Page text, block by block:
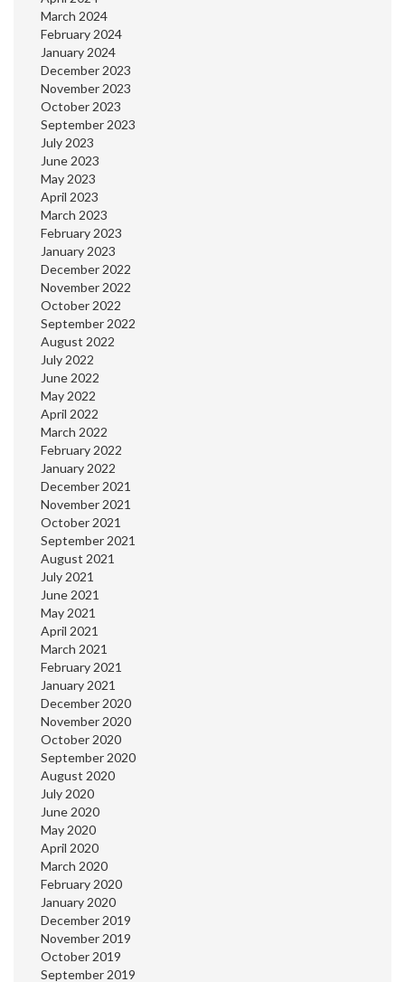
March 2024
February 2024
January 2024
December 2023
November 2023
October 2023
September 2023
July 2023
June 2023
May 2023
April 2023
March 2023
February 2023
January 2023
December 2022
November 2022
October 2022
September 2022
August 2022
July 2022
June 2022
May 2022
April 2022
March 2022
February 2022
January 2022
December 2021
November 2021
October 2021
September 2021
August 2021
July 2021
June 2021
May 2021
April 2021
March 2021
February 2021
January 2021
December 2020
November 2020
October 2020
September 2020
August 2020
July 2020
June 2020
May 2020
April 2020
March 2020
February 2020
January 2020
December 2019
November 2019
October 2019
September 2019